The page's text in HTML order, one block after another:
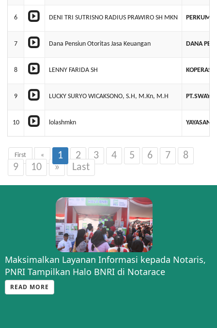
6 DENI TRI SUTRISNO RADIUS PRAWIRO SH MKN
7 Dana Pensiun Otoritas Jasa Keuangan DANA
8 LENNY FARIDA SH
9 LUCKY SURYO WICAKSONO, S.H, M.Kn, M.H
10 lolashmkn YAYASAN
First « 1 2 3 4 5 6 7
8
9
10 » Last
Maksimalkan Layanan Informasi kepada Notaris,
PNRI Tampilkan Halo BNRI di Notarace
READ MORE